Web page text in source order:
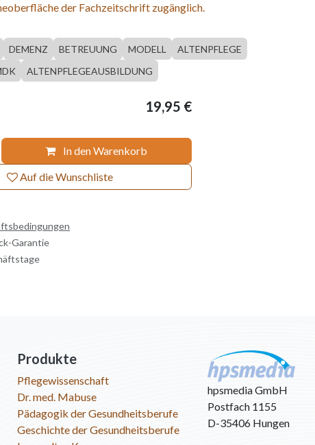
der Fachzeitschrift zugänglich.
DEMENZ BETREUUNG MODELL
ALTENPFLEGE
ALTENPFLEGEAUSBILDUNG
In den Warenkorb
Auf die Wunschliste
19,95 €
Garantie
Produkte
Pflegewissenschaft
Dr. med. Mabuse
Pädagogik der Gesundheitsberufe
Geschichte der Gesundheitsberufe
hpsmedia GmbH
Postfach 1155
D-35406 Hungen